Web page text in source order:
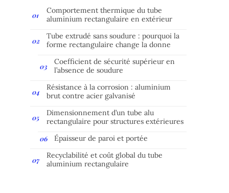
Comportement thermique du tube
aluminium rectangulaire en extérieur
Tube extrudé sans soudure : pourquoi la
forme rectangulaire change la donne
Coefficient de sécurité supérieur en
l’absence de soudure
Résistance à la corrosion : aluminium
brut contre acier galvanisé
Dimensionnement d’un tube alu
rectangulaire pour structures extérieures
Épaisseur de paroi et portée
Recyclabilité et coût global du tube
aluminium rectangulaire